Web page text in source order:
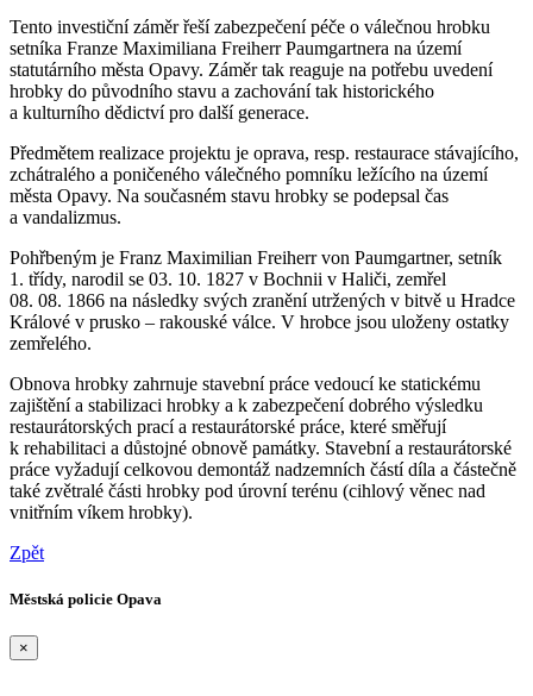
Tento investiční záměr řeší zabezpečení péče o válečnou hrobku
setníka Franze Maximiliana Freiherr Paumgartnera na území
statutárního města Opavy. Záměr tak reaguje na potřebu uvedení
hrobky do původního stavu a zachování tak historického
a kulturního dědictví pro další generace.
Předmětem realizace projektu je oprava, resp. restaurace stávajícího,
zchátralého a poničeného válečného pomníku ležícího na území
města Opavy. Na současném stavu hrobky se podepsal čas
a vandalizmus.
Pohřbeným je Franz Maximilian Freiherr von Paumgartner, setník
1. třídy, narodil se 03. 10. 1827 v Bochnii v Haliči, zemřel
08. 08. 1866 na následky svých zranění utržených v bitvě u Hradce
Králové v prusko – rakouské válce. V hrobce jsou uloženy ostatky
zemřelého.
Obnova hrobky zahrnuje stavební práce vedoucí ke statickému
zajištění a stabilizaci hrobky a k zabezpečení dobrého výsledku
restaurátorských prací a restaurátorské práce, které směřují
k rehabilitaci a důstojné obnově památky. Stavební a restaurátorské
práce vyžadují celkovou demontáž nadzemních částí díla a částečně
také zvětralé části hrobky pod úrovní terénu (cihlový věnec nad
vnitřním víkem hrobky).
Zpět
Městská policie Opava
×